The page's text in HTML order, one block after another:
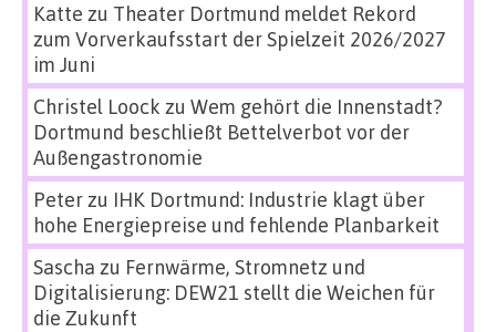
Katte zu Theater Dortmund meldet Rekord
zum Vorverkaufsstart der Spielzeit 2026/2027
im Juni
Christel Loock zu Wem gehört die Innenstadt?
Dortmund beschließt Bettelverbot vor der
Außengastronomie
Peterzu IHK Dortmund: Industrie klagt über
hohe Energiepreise und fehlende Planbarkeit
Sascha zu Fernwärme, Stromnetz und
Digitalisierung: DEW21 stellt die Weichen für
die Zukunft